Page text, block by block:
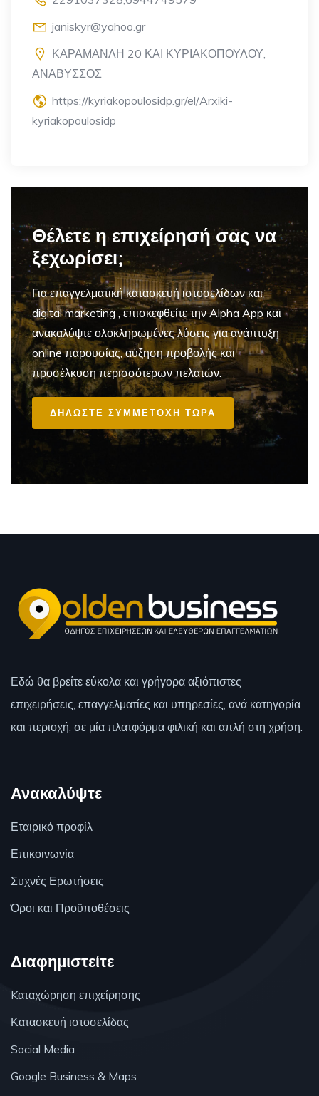
janiskyr@yahoo.gr
ΚΑΡΑΜΑΝΛΗ 20 ΚΑΙ ΚΥΡΙΑΚΟΠΟΥΛΟΥ,
ΑΝΑΒΥΣΣΟΣ
https://kyriakopoulosidp.gr/el/Arxiki-
kyriakopoulosidp
Θέλετε η επιχείρησή σας να
ξεχωρίσει;
Για επαγγελματικήκατασκευή ιστοσελίδων και
digital marketing, επισκεφθείτε την Alpha App και
ανακαλύψτε ολοκληρωμένες λύσεις για ανάπτυξη
online παρουσίας, αύξηση προβολής και
προσέλκυση περισσότερων πελατών.
ΔΗΛΩΣΤΕ ΣΥΜΜΕΤΟΧΗ ΤΩΡΑ
Εδώ θα βρείτε εύκολα και γρήγορα αξιόπιστες
επιχειρήσεις, επαγγελματίες και υπηρεσίες, ανά κατηγορία
και περιοχή, σε μία πλατφόρμα φιλική και απλή στη χρήση.
Ανακαλύψτε
Εταιρικό προφίλ
Επικοινωνία
Συχνές Ερωτήσεις
Όροι και Προϋποθέσεις
Διαφημιστείτε
Kαταχώρηση επιχείρησης
Κατασκευή ιστοσελίδας
Social Media
Google Business & Maps